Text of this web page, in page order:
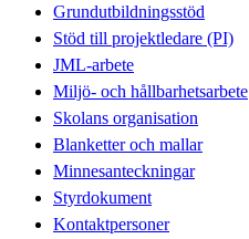
Grundutbildningsstöd
Stöd till projektledare (PI)
JML-arbete
Miljö- och hållbarhetsarbete
Skolans organisation
Blanketter och mallar
Minnesanteckningar
Styrdokument
Kontaktpersoner